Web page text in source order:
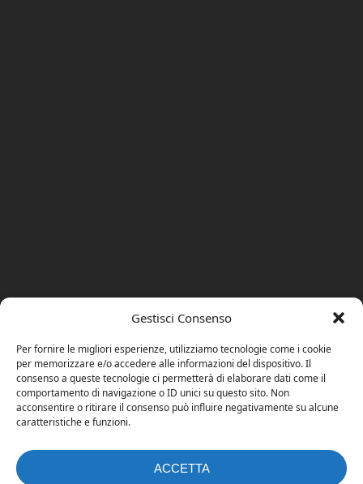
Gestisci Consenso
Per fornire le migliori esperienze, utilizziamo tecnologie come i cookie
per memorizzare e/o accedere alle informazioni del dispositivo. Il
consenso a queste tecnologie ci permetterà di elaborare dati come il
comportamento di navigazione o ID unici su questo sito. Non
acconsentire o ritirare il consenso può influire negativamente su alcune
caratteristiche e funzioni.
ACCETTA